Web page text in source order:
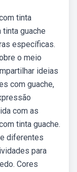
tinta
tinta guache
específicas.
o meio
ideias
com guache,
com as
tinta guache.
diferentes
para
Cores